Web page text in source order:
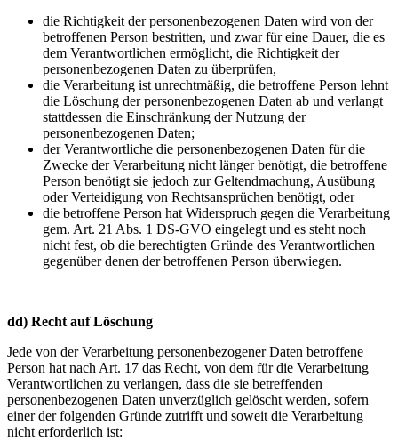
die Richtigkeit der personenbezogenen Daten wird von der
betroffenen Person bestritten, und zwar für eine Dauer, die es
dem Verantwortlichen ermöglicht, die Richtigkeit der
personenbezogenen Daten zu überprüfen,
die Verarbeitung ist unrechtmäßig, die betroffene Person lehnt
die Löschung der personenbezogenen Daten ab und verlangt
stattdessen die Einschränkung der Nutzung der
personenbezogenen Daten;
der Verantwortliche die personenbezogenen Daten für die
Zwecke der Verarbeitung nicht länger benötigt, die betroffene
Person benötigt sie jedoch zur Geltendmachung, Ausübung
oder Verteidigung von Rechtsansprüchen benötigt, oder
die betroffene Person hat Widerspruch gegen die Verarbeitung
gem. Art. 21 Abs. 1 DS-GVO eingelegt und es steht noch
nicht fest, ob die berechtigten Gründe des Verantwortlichen
gegenüber denen der betroffenen Person überwiegen.
dd) Recht auf Löschung
Jede von der Verarbeitung personenbezogener Daten betroffene
Person hat nach Art. 17 das Recht, von dem für die Verarbeitung
Verantwortlichen zu verlangen, dass die sie betreffenden
personenbezogenen Daten unverzüglich gelöscht werden, sofern
einer der folgenden Gründe zutrifft und soweit die Verarbeitung
nicht erforderlich ist: